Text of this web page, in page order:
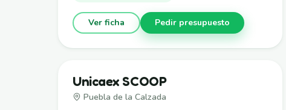
Ver ficha Pedir presupuesto
Unicaex SCOOP
Puebla de la Calzada